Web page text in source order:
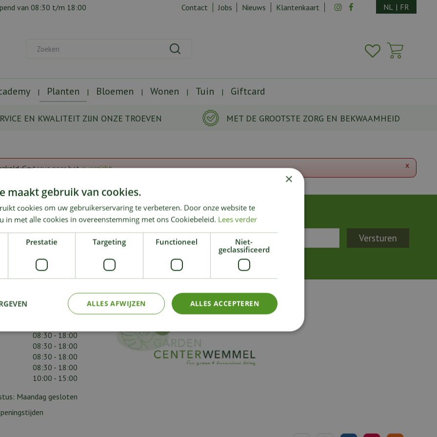
EN KWALITEIT ZIJN ONZE TROEVEN MET DE GROOTSTE ZORG EN BEKWAAMHEID
van 08:30 t/m 18:00 Contact Jobs Nieuws Klantenkaart NL | FR
Planten Bloemen Wonen Tuin Giftcard
x
Ga terug naar hetoverzicht.
Meld u
EEN BEZOEK
09:00 - 18:00
08:30 - 18:00
08:30 - 18:00
08:30 - 18:00
08:30 - 18:00
10:00 - 15:00
Maandag gesloten
×
maakt gebruik van cookies.
cookies om uw gebruikerservaring te verbeteren. Door onze website te
in met alle cookies in overeenstemming met ons Cookiebeleid. Lees verder
Prestatie Targeting Functioneel
Niet-
geclassificeerd
ALLES ACCEPTEREN
ALLES AFWIJZEN